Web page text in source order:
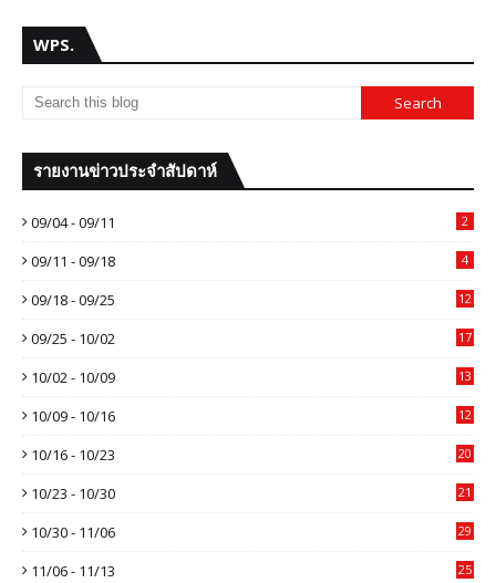
WPS.
รายงานข่าวประจำสัปดาห์
09/04 - 09/11 2
09/11 - 09/18 4
09/18 - 09/25 12
09/25 - 10/02 17
10/02 - 10/09 13
10/09 - 10/16 12
10/16 - 10/23 20
10/23 - 10/30 21
10/30 - 11/06 29
11/06 - 11/13 25